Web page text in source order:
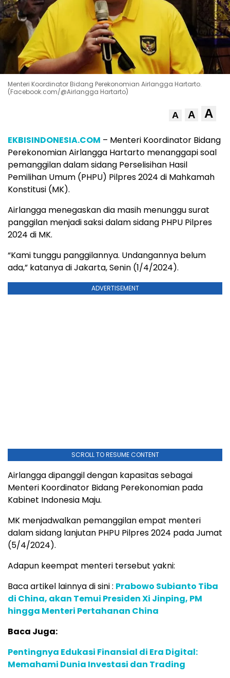
Menteri Koordinator Bidang Perekonomian Airlangga Hartarto.
(Facebook.com/@Airlangga Hartarto)
A A A
EKBISINDONESIA.COM – Menteri Koordinator Bidang
Perekonomian Airlangga Hartarto menanggapi soal
pemanggilan dalam sidang Perselisihan Hasil
Pemilihan Umum (PHPU) Pilpres 2024 di Mahkamah
Konstitusi (MK).
Airlangga menegaskan dia masih menunggu surat
panggilan menjadi saksi dalam sidang PHPU Pilpres
2024 di MK.
“Kami tunggu panggilannya. Undangannya belum
ada,” katanya di Jakarta, Senin (1/4/2024).
ADVERTISEMENT
SCROLL TO RESUME CONTENT
Airlangga dipanggil dengan kapasitas sebagai
Menteri Koordinator Bidang Perekonomian pada
Kabinet Indonesia Maju.
MK menjadwalkan pemanggilan empat menteri
dalam sidang lanjutan PHPU Pilpres 2024 pada Jumat
(5/4/2024).
Adapun keempat menteri tersebut yakni:
Baca artikel lainnya di sini : Prabowo Subianto Tiba
di China, akan Temui Presiden Xi Jinping, PM
hingga Menteri Pertahanan China
Baca Juga:
Pentingnya Edukasi Finansial di Era Digital:
Memahami Dunia Investasi dan Trading